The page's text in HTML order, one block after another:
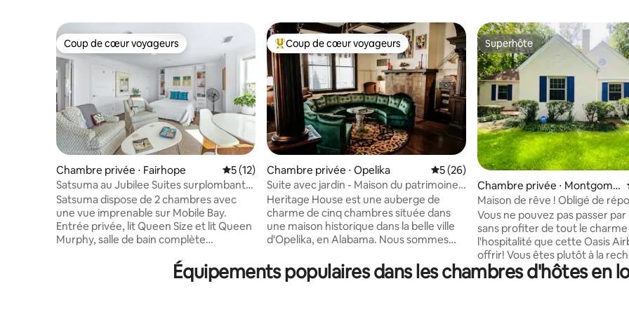
Coup de cœur voyageurs
Coup de cœur voyageurs
Chambre privée ⋅ Fairhope Évaluation moyenne sur la base de 12 commentaires : 5 sur 5
5 (12)
Satsuma au Jubilee Suites surplombant
Mobile Bay
Satsuma dispose de 2 chambres avec
une vue imprenable sur Mobile Bay.
Entrée privée, lit Queen Size et lit Queen
Murphy, salle de bain complète
chaises. Chambre pour s'étendre avec
une fenêtre de la baie pour la meilleure
Coups de cœur voyageurs les plus appréciés
Coup de cœur voyageurs
Chambre privée ⋅ Opelika Évaluation moyenne sur la base de 26
5 (26)
Suite avec jardin - Maison du patrimoine
B&B réservé aux adultes
Heritage House est une auberge de
charme de cinq chambres située dans
une maison historique dans la belle ville
d'Opelika, en Alabama. Nous sommes
restaurants, magasins et
divertissements que le centre-ville
Superhôte
Superhôte
Chambre privée ⋅ Montgome
ry
Maison de rêve ! Obligé de
votre demande !
Vous ne pouvez pas passer par
sans profiter de tout le
l'hospitalité que cette Oasis
offrir! Vous êtes plutôt à la
d'une escapade privée, de
d'une réunion de famille ou
Équipements populaires dans les chambres d'hôtes en